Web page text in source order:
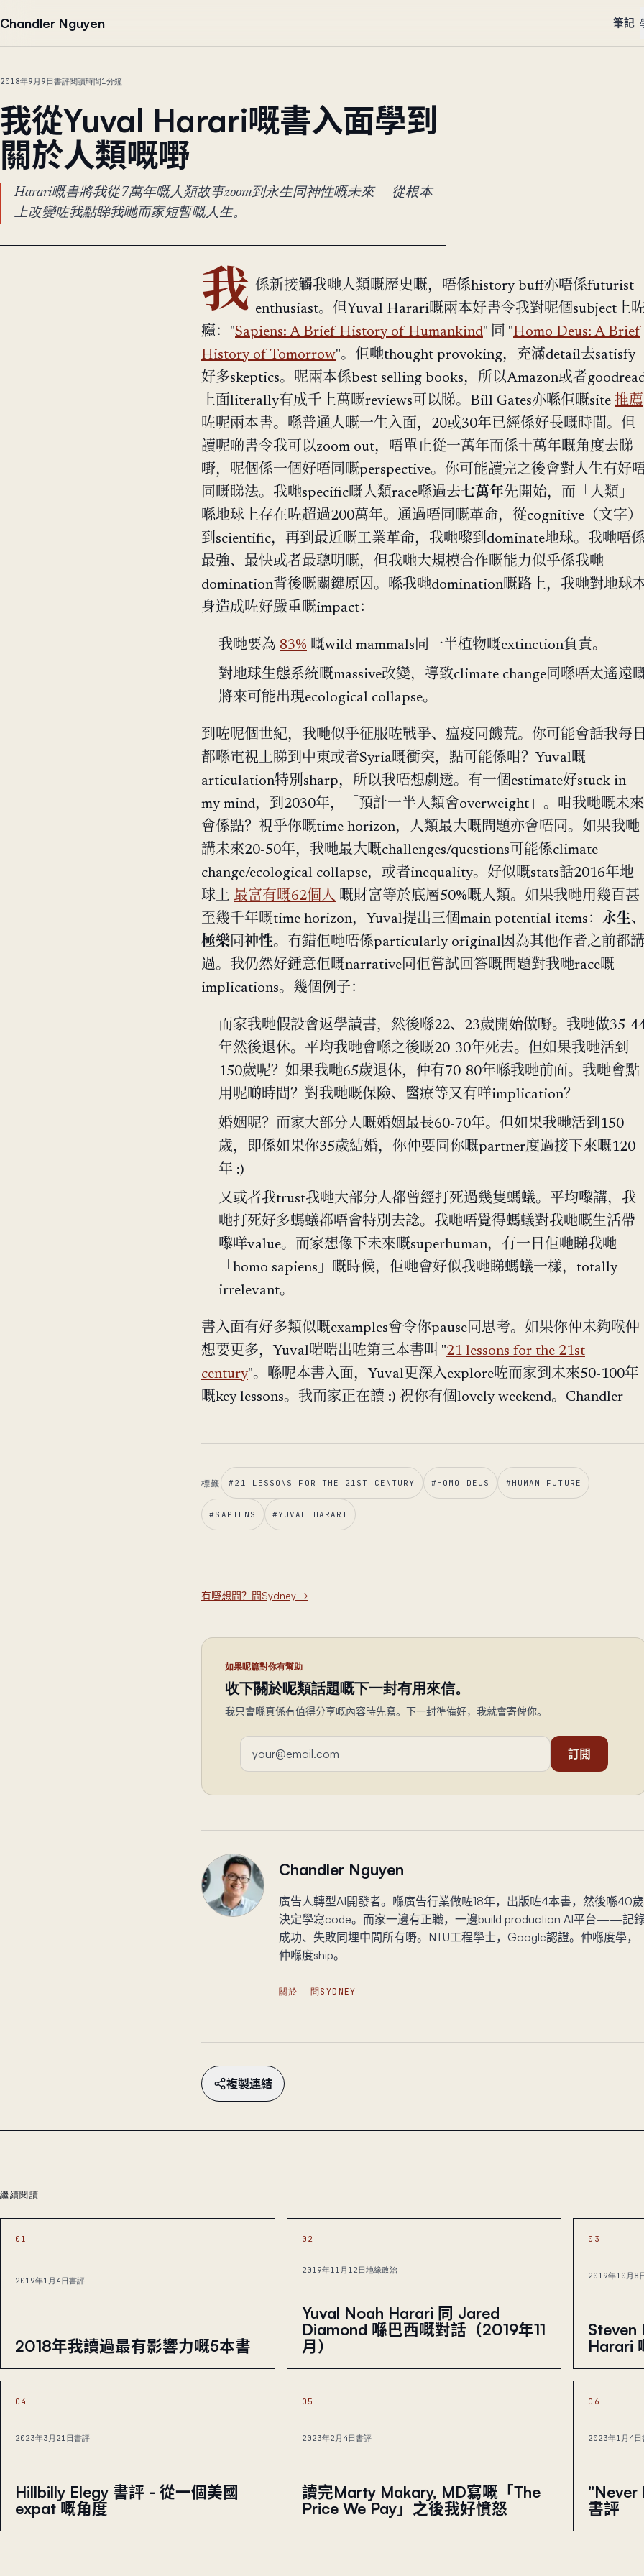
Chandler Nguyen 筆記
2018年9月9日書評閱讀時間1分鐘
我從Yuval Harari嘅書入面學到
關於人類嘅嘢
Harari嘅書將我從7萬年嘅人類故事zoom到永生同神性嘅未來——從根本
上改變咗我點睇我哋而家短暫嘅人生。
我 係新接觸我哋人類嘅歷史嘅，唔係history buff亦唔係futurist
enthusiast。但Yuval Harari嘅兩本好書令我對呢個subject上
癮："Sapiens: A Brief History of Humankind" 同 "Homo Deus: A Brief
History of Tomorrow"。佢哋thought provoking，充滿detail去satisfy
好多skeptics。呢兩本係best selling books，所以Amazon或者
上面literally有成千上萬嘅reviews可以睇。Bill Gates亦喺佢嘅site 推薦
咗呢兩本書。喺普通人嘅一生入面，20或30年已經係好長嘅時間。但
讀呢啲書令我可以zoom out，唔單止從一萬年而係十萬年嘅角度去睇
嘢，呢個係一個好唔同嘅perspective。你可能讀完之後會對人生有好
同嘅睇法。我哋specific嘅人類race喺過去七萬年先開始，而「人類」
喺地球上存在咗超過200萬年。通過唔同嘅革命，從cognitive（文字）
到scientific，再到最近嘅工業革命，我哋嚟到dominate地球。我哋唔
最強、最快或者最聰明嘅，但我哋大規模合作嘅能力似乎係我哋
domination背後嘅關鍵原因。喺我哋domination嘅路上，我哋對地球
身造成咗好嚴重嘅impact：
我哋要為 83% 嘅wild mammals同一半植物嘅extinction負責。
對地球生態系統嘅massive改變，導致climate change同喺唔太遙遠
將來可能出現ecological collapse。
到咗呢個世紀，我哋似乎征服咗戰爭、瘟疫同饑荒。你可能會話我每
都喺電視上睇到中東或者Syria嘅衝突，點可能係咁？Yuval嘅
articulation特別sharp，所以我唔想劇透。有一個estimate好stuck in
my mind，到2030年，「預計一半人類會overweight」。咁我哋嘅未來
會係點？視乎你嘅time horizon，人類最大嘅問題亦會唔同。如果我哋
講未來20-50年，我哋最大嘅challenges/questions可能係climate
change/ecological collapse，或者inequality。好似嘅stats話2016年地
球上 最富有嘅62個人 嘅財富等於底層50%嘅人類。如果我哋用幾百甚
至幾千年嘅time horizon，Yuval提出三個main potential items： 永生
極樂 同 神性。冇錯佢哋唔係particularly original因為其他作者之前都講
過。我仍然好鍾意佢嘅narrative同佢嘗試回答嘅問題對我哋race嘅
implications。幾個例子：
而家我哋假設會返學讀書，然後喺22、23歲開始做嘢。我哋做35-
年然後退休。平均我哋會喺之後嘅20-30年死去。但如果我哋活到
150歲呢？如果我哋65歲退休，仲有70-80年喺我哋前面。我哋會點
用呢啲時間？對我哋嘅保險、醫療等又有咩implication？
婚姻呢？而家大部分人嘅婚姻最長60-70年。但如果我哋活到150
歲，即係如果你35歲結婚，你仲要同你嘅partner度過接下來嘅120
年 :)
又或者我trust我哋大部分人都曾經打死過幾隻螞蟻。平均嚟講，我
哋打死好多螞蟻都唔會特別去諗。我哋唔覺得螞蟻對我哋嘅生活帶
嚟咩value。而家想像下未來嘅superhuman，有一日佢哋睇我哋
「homo sapiens」嘅時候，佢哋會好似我哋睇螞蟻一樣，totally
irrelevant。
書入面有好多類似嘅examples會令你pause同思考。如果你仲未夠喉仲
想要更多，Yuval啱啱出咗第三本書叫 "21 lessons for the 21st
century"。喺呢本書入面，Yuval更深入explore咗而家到未來50-100年
嘅key lessons。我而家正在讀 :) 祝你有個lovely weekend。Chandler
標籤 #21 LESSONS FOR THE 21ST CENTURY #HOMO DEUS #HUMAN FUTURE
#SAPIENS #YUVAL HARARI
有嘢想問？問Sydney →
如果呢篇對你有幫助
收下關於呢類話題嘅下一封有用來信。
我只會喺真係有值得分享嘅內容時先寫。下一封準備好，我就會寄俾你。
電郵地址
訂閱
Chandler Nguyen
廣告人轉型AI開發者。喺廣告行業做咗18年，出版咗4本書，然後喺40歲
決定學寫code。而家一邊有正職，一邊build production AI平台——記
成功、失敗同埋中間所有嘢。NTU工程學士，Google認證。仲喺度學，
仲喺度ship。
關於 問SYDNEY
複製連結
繼續閱讀
01
2019年1月4日書評
2018年我讀過最有影響力嘅5本書
02
2019年11月12日地緣政治
Yuval Noah Harari 同 Jared
Diamond 喺巴西嘅對話（2019年11
月）
03
2019年10月8
Steven
Harari
04
2023年3月21日書評
Hillbilly Elegy 書評 - 從一個美國
expat 嘅角度
05
2023年2月4日書評
讀完Marty Makary, MD寫嘅「The
Price We Pay」之後我好憤怒
06
2023年1月4日
"Never
書評